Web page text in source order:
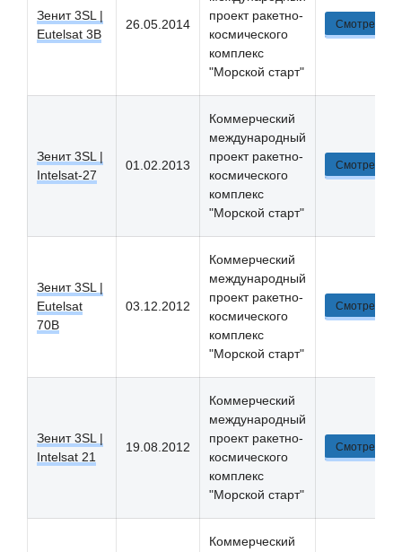
Зенит 3SL |
Eutelsat 3B
26.05.2014
проект ракетно-
космического
комплекс
"Морской старт"
Смотреть
Зенит 3SL |
Intelsat-27
01.02.2013
Коммерческий
международный
проект ракетно-
космического
комплекс
"Морской старт"
Смотреть
Зенит 3SL |
Eutelsat
70B
03.12.2012
Коммерческий
международный
проект ракетно-
космического
комплекс
"Морской старт"
Смотреть
Зенит 3SL |
Intelsat 21
19.08.2012
Коммерческий
международный
проект ракетно-
космического
комплекс
"Морской старт"
Смотреть
Коммерческий